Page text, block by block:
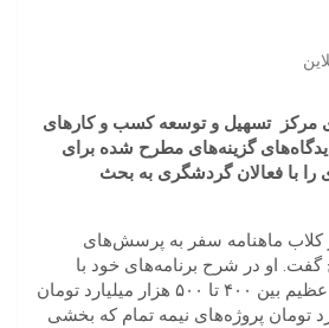
مرکز
تسهیل و توسعه کسب و کارهای
گزینه‌های مطرح شده برای
با فعالان گردشگری به بحث
ماهنامه سفر به پرسش‌های
او در شرح برنامه‌های خود با
اشاره به کسری بودجه عظیم بین ۴۰۰ تا ۵۰۰ هزار میلیارد تومان
میلیارد تومان پروژه‌های نیمه تمام که بخشی